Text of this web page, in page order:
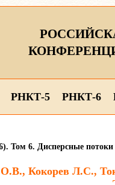
РНКТ-5 РНКТ-6
Том 6. Дисперсные
Кокорев Л.С.,